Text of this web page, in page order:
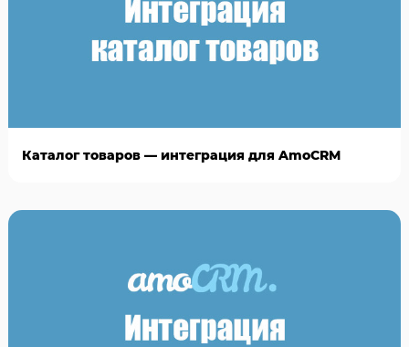
Каталог товаров — интеграция для AmoCRM